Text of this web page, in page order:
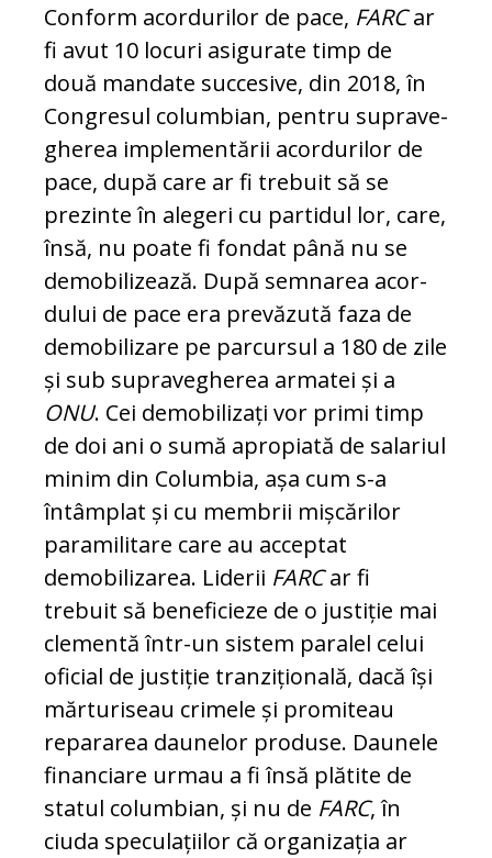
Conform acordurilor de pace, FARCar
fi avut 10 locuri asigurate timp de
două man­date succesive, din 2018, în
Congresul co­lumbian, pentru supra­ve­
gherea implementării acor­durilor de
pace, după care ar fi trebuit să se
prezinte în alegeri cu partidul lor, care,
însă, nu poate fi fon­dat până nu se
demo­bi­li­zează. După semnarea acor­
dului de pace era prevăzută faza de
demobilizare pe par­cursul a 180 de zile
și sub su­pravegherea armatei și a
ONU. Cei demobilizați vor primi timp
de doi ani o sumă apropiată de salariul
mi­nim din Columbia, așa cum s-a
întâmplat și cu membrii mișcărilor
paramilitare care au acceptat
demobilizarea. Liderii FARCar fi
trebuit să beneficieze de o justiție mai
clementă într-un sistem paralel celui
ofi­cial de justiție tranzițională, dacă își
măr­turiseau crimele și promiteau
repararea dau­nelor produse. Daunele
financiare ur­mau a fi însă plătite de
statul columbian, și nu de FARC, în
ciuda speculațiilor că or­ga­nizația ar